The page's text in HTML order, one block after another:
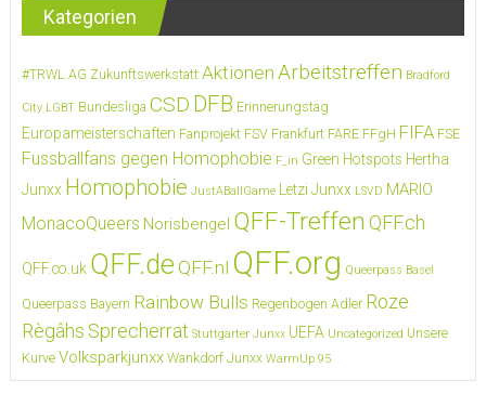
Kategorien
#TRWL AG Zukunftswerkstatt Aktionen Arbeitstreffen Bradford
City LGBT Bundesliga CSD DFB Erinnerungstag
Europameisterschaften Fanprojekt FSV Frankfurt FARE FFgH FIFA FSE
Fussballfans gegen Homophobie F_in Green Hotspots Hertha
Junxx Homophobie JustABallGame Letzi Junxx LSVD MARIO
MonacoQueers Norisbengel QFF-Treffen QFF.ch
QFF.co.uk QFF.de QFF.nl QFF.org Queerpass Basel
Queerpass Bayern Rainbow Bulls Regenbogen Adler Roze
Règâhs Sprecherrat Stuttgarter Junxx UEFA Uncategorized Unsere
Kurve Volksparkjunxx Wankdorf Junxx WarmUp 95